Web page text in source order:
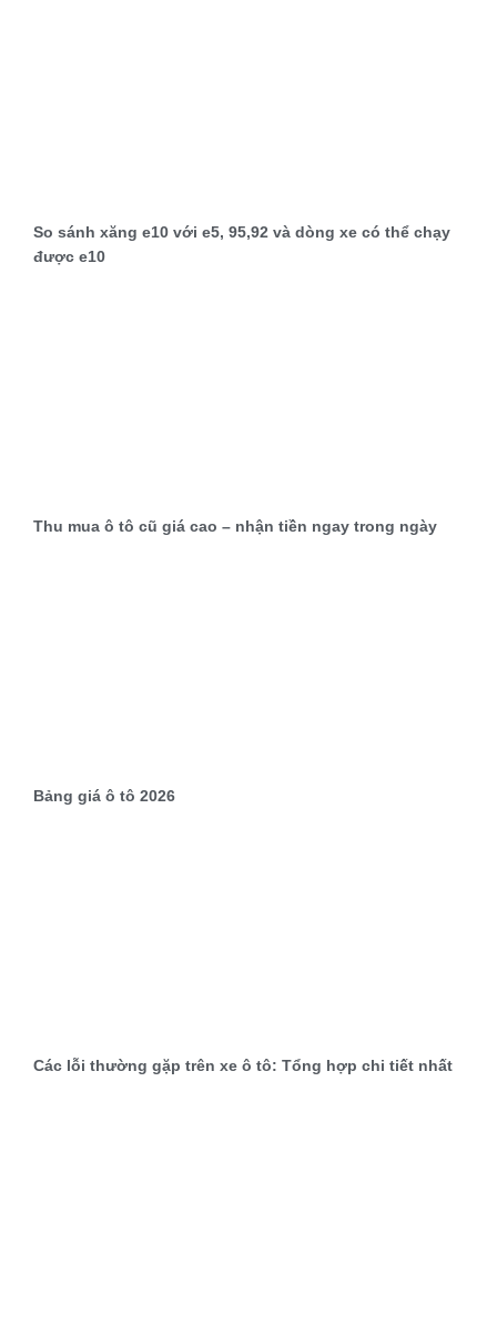
So sánh xăng e10 với e5, 95,92 và dòng xe có thể chạy
được e10
Thu mua ô tô cũ giá cao – nhận tiền ngay trong ngày
Bảng giá ô tô 2026
Các lỗi thường gặp trên xe ô tô: Tổng hợp chi tiết nhất